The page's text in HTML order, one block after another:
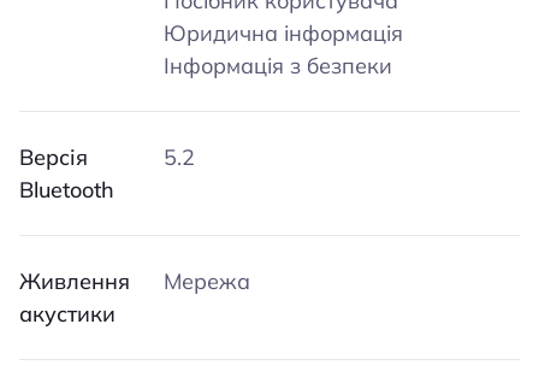
Юридична інформація
Інформація з безпеки
Версія
Bluetooth
5.2
Живлення
акустики
Мережа